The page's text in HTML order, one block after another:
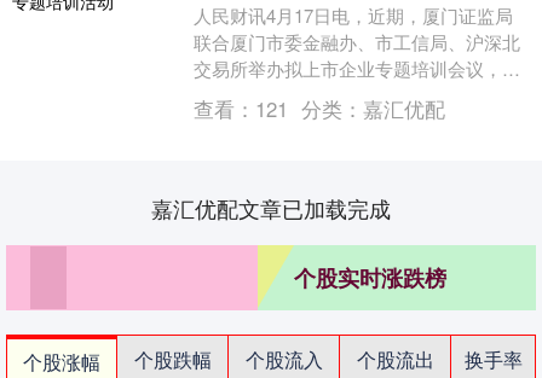
人民财讯4月17日电，近期，厦门证监局
联合厦门市委金融办、市工信局、沪深北
交易所举办拟上市企业专题培训会议，厦
门证监局负责人出席会议并致辞，辖区80
余家专精特新....
查看： 121 分类： 嘉汇优配
嘉汇优配文章已加载完成
个股实时涨跌榜
个股涨幅 个股跌幅 个股流入 个股流出
换手率